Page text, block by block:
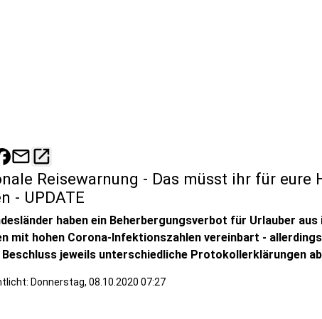
mailopen_in_new
Reisewarnung - Das müsst ihr für eure
- UPDATE
haben ein Beherbergungsverbot für Urlauber aus
mit hohen Corona-Infektionszahlen vereinbart -
Beschluss jeweils unterschiedliche Protokollerklärungen
Donnerstag, 08.10.2020 07:27